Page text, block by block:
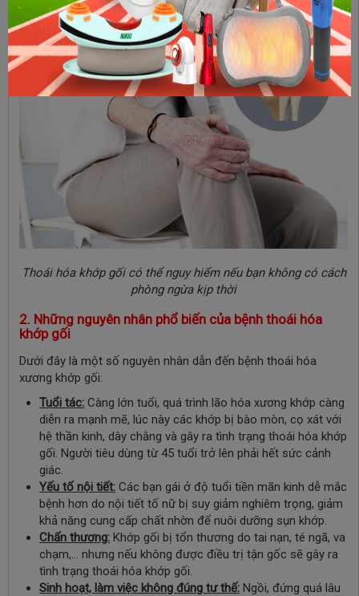
Thoái hóa khớp gối có thể nguy hiểm nếu bạn không có cách
phòng ngừa kịp thời
2. Những nguyên nhân phổ biến của bệnh thoái hóa
khớp gối
Dưới đây là một số nguyên nhân dẫn đến bệnh thoái hóa
xương khớp gối:
Tuổi tác: Càng lớn tuổi, quá trình lão hóa xương khớp càng
diễn ra mạnh mẽ, lúc này các khớp bị bào mòn, cọ xát với
hệ thần kinh, dây chằng và gây ra tình trạng thoái hóa khớp
gối. Người tiêu dùng từ 45 tuổi trở lên phải hết sức cảnh
giác.
Yếu tố nội tiết: Các bạn gái ở độ tuổi tiền mãn kinh dễ mắc
bệnh hơn do nội tiết tố nữ bị suy giảm nghiêm trọng, giảm
khả năng cung cấp chất nhờn để nuôi dưỡng sụn khớp.
Chấn thương: Khớp gối bị tổn thương do tai nạn, té ngã, va
chạm,… nhưng nếu không được điều trị tận gốc sẽ gây ra
tình trạng thoái hóa khớp gối.
Sinh hoạt, làm việc không đúng tư thế: Ngồi, đứng quá lâu